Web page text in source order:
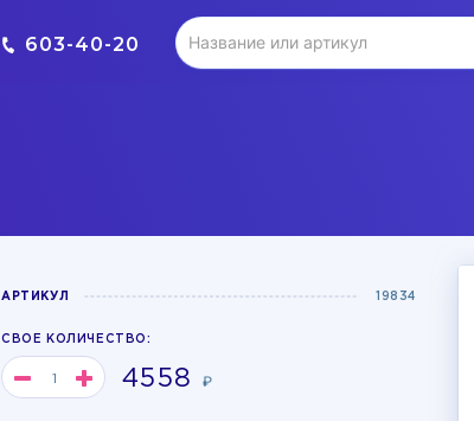
603-40-20
АРТИКУЛ 19834
СВОЕ КОЛИЧЕСТВО:
4558 ₽